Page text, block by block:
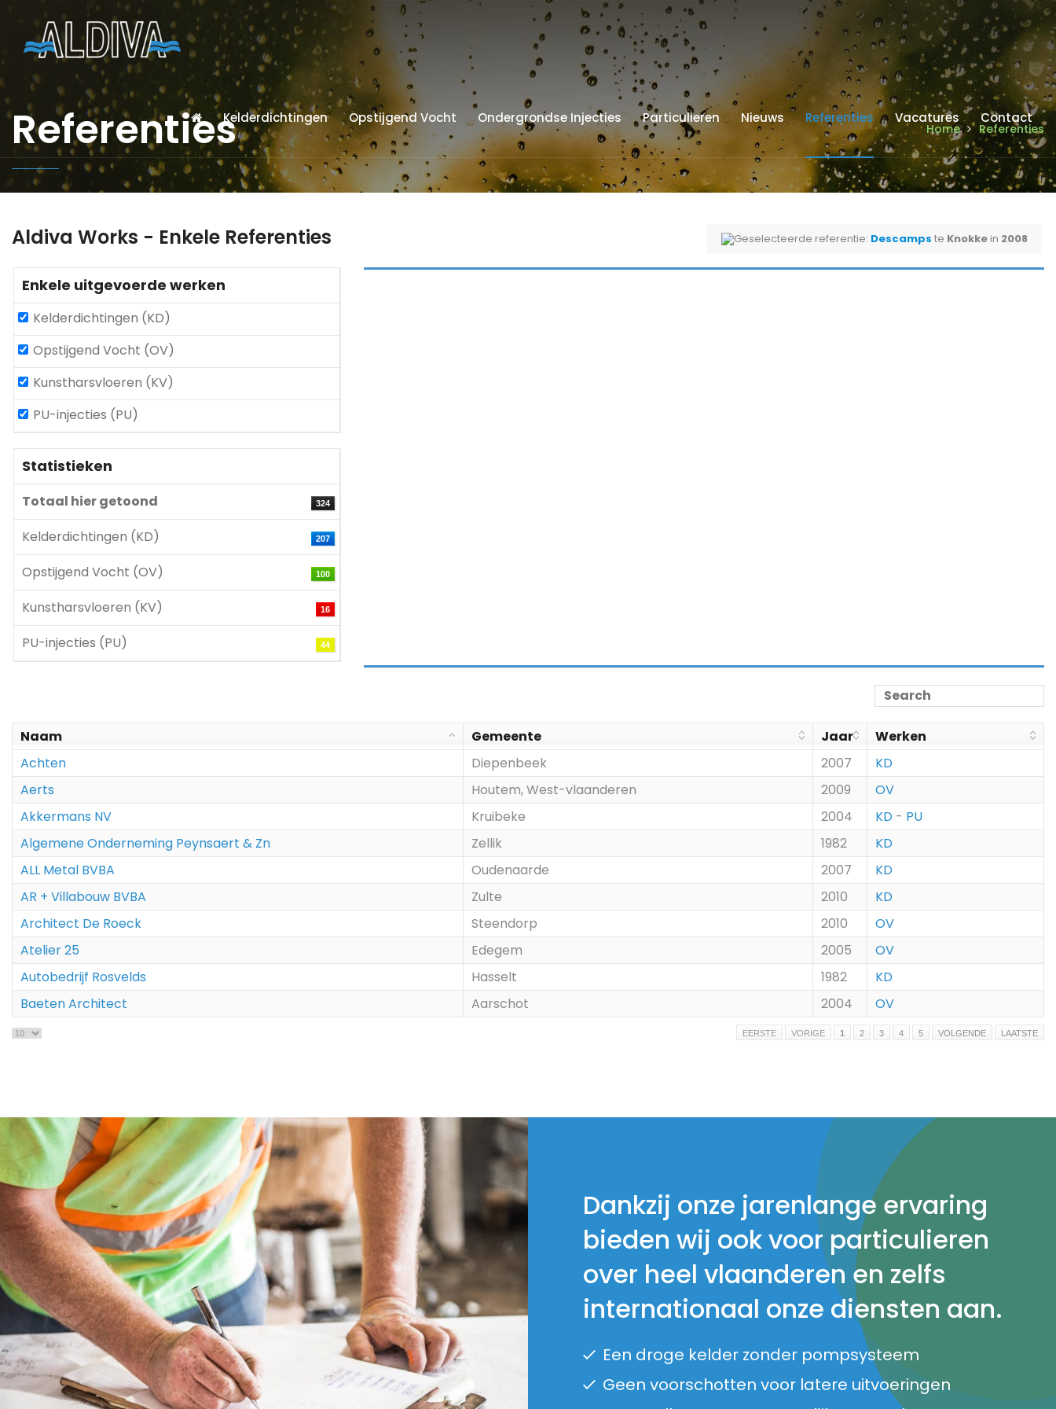
Kelderdichtingen Opstijgend Vocht Ondergrondse Injecties Particulieren Nieuws Referenties Vacatures Contact
Referenties Home Referenties
Aldiva Works - Enkele Referenties Geselecteerde referentie: Descamps te Knokke in 2008
Enkele uitgevoerde werken
Kelderdichtingen (KD)
Opstijgend Vocht (OV)
Kunstharsvloeren (KV)
PU-injecties (PU)
Statistieken
Totaal hier getoond 324
Kelderdichtingen (KD) 207
Opstijgend Vocht (OV) 100
Kunstharsvloeren (KV) 16
PU-injecties (PU) 44
Naam Gemeente Jaar
Werken
Achten
Diepenbeek 2007
KD
Aerts
Houtem, West-vlaanderen 2009
OV
Akkermans NV
Kruibeke 2004 KD - PU
Algemene Onderneming Peynsaert & Zn
Zellik 1982
KD
ALL Metal BVBA
Oudenaarde 2007
KD
AR + Villabouw BVBA
Zulte 2010
KD
Architect De Roeck
Steendorp 2010
OV
Atelier 25
Edegem 2005
OV
Autobedrijf Rosvelds
Hasselt 1982
KD
Baeten Architect
Aarschot 2004 OV
EERSTE VORIGE 1 2 3 4 5 VOLGENDE LAATSTE
Dankzij onze jarenlange ervaring
bieden wij ook voor particulieren
over heel vlaanderen en zelfs
internationaal onze diensten aan.
Een droge kelder zonder pompsysteem
Geen voorschotten voor latere uitvoeringen